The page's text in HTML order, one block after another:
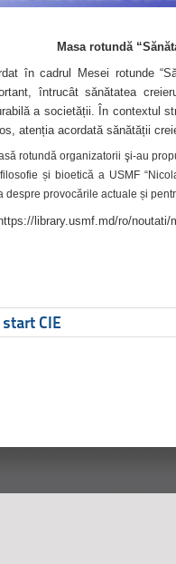
Masa rotundă
în cadrul Mesei rotunde
întrucât sănătatea
a societății. În contextul
atenția acordată sănătății
rotundă organizatorii şi-au
și bioetică a USMF
despre provocările actuale și
https://library.usmf.md/ro/noutati/
CIE